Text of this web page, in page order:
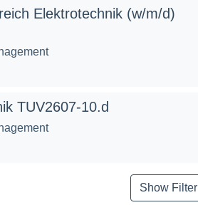
Elektrotechnik (w/m/d)
TUV2607-10.d
Show Filter